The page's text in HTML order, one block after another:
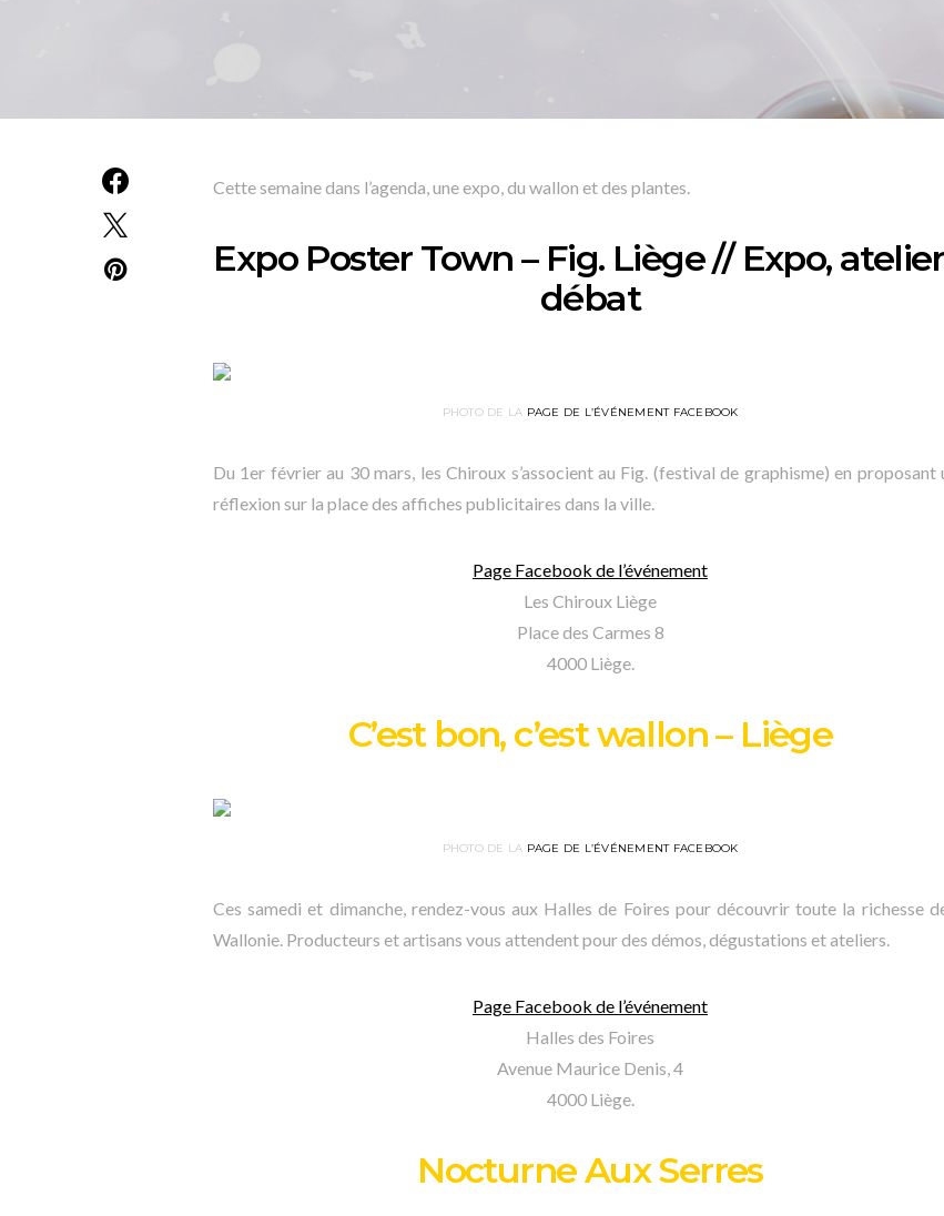
Cette semaine dans l’agenda, une expo, du wallon et des plantes.
Expo Poster Town – Fig. Liège // Expo,
débat
PHOTO DE LA PAGE DE L’ÉVÉNEMENT FACEBOOK
Du 1er février au 30 mars, les Chiroux s’associent au Fig. (festival de graphisme) en proposant
réflexion sur la place des affiches publicitaires dans la ville.
Page Facebook de l’événement
Les Chiroux Liège
Place des Carmes 8
4000 Liège.
C’est bon, c’est wallon – Liège
PHOTO DE LA PAGE DE L’ÉVÉNEMENT FACEBOOK
Ces samedi et dimanche, rendez-vous aux Halles de Foires pour découvrir toute la richesse
Wallonie. Producteurs et artisans vous attendent pour des démos, dégustations et ateliers.
Page Facebook de l’événement
Halles des Foires
Avenue Maurice Denis, 4
4000 Liège.
Nocturne Aux Serres